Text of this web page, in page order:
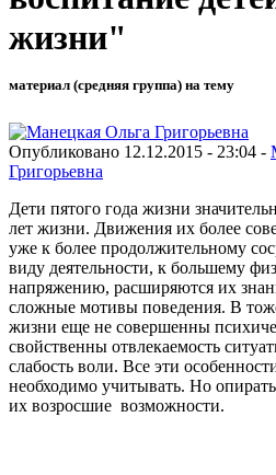
жизни"
материал (средняя группа) на тему
Опубликовано 12.12.2015 - 23:04 -
Григорьевна
Дети пятого года жизни
лет жизни. Движения их более
уже к более продолжительному
виду деятельности, к большему
напряжению, расширяются их
сложные мотивы поведения. В
жизни еще не совершенны
свойственны отвлекаемость
слабость воли. Все эти
необходимо учитывать. Но
их возросшие